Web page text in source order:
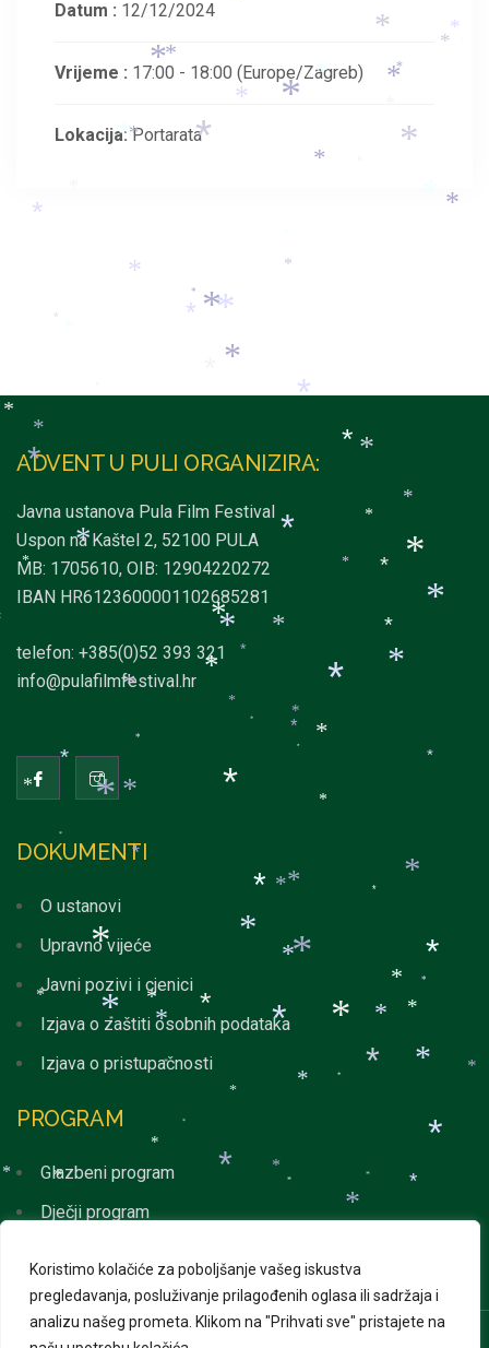
Koristimo kolačiće za poboljšanje vašeg iskustva
pregledavanja, posluživanje prilagođenih oglasa ili sadržaja i
analizu našeg prometa. Klikom na "Prihvati sve" pristajete na
Datum : 12/12/2024
Vrijeme : 17:00 - 18:00 (Europe/Zagreb)
Lokacija:Portarata
ADVENT U PULI ORGANIZIRA:
Javna ustanova Pula Film Festival
Uspon na Kaštel 2, 52100 PULA
MB: 1705610, OIB: 12904220272
IBAN HR6123600001102685281
telefon: +385(0)52 393 321
info@pulafilmfestival.hr
DOKUMENTI
O ustanovi
Upravno vijeće
Javni pozivi i cjenici
Izjava o zaštiti osobnih podataka
Izjava o pristupačnosti
PROGRAM
Glazbeni program
Dječji program
*
*
*
*
*
*
*
*
*
*
*
*
*
*
*
*
*
*
*
*
*
*
*
*
*
*
*
*
*
*
*
*
*
*
*
*
*
*
*
* *
*
*
*
*
*
*
*
*
*
*
*
*
*
*
*
*
*
*
*
*
*
*
*
*
*
*
*
*
*
*
*
*
*
*
*
*
*
*
*
*
*
*
*
*
*
*
*
*